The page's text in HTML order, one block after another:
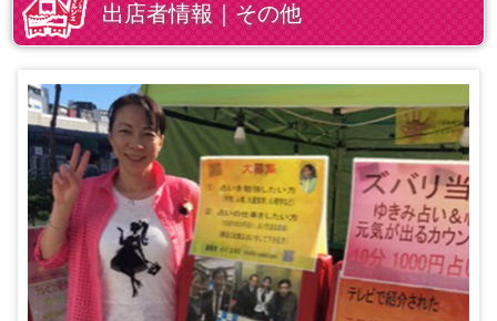
出店者情報｜その他